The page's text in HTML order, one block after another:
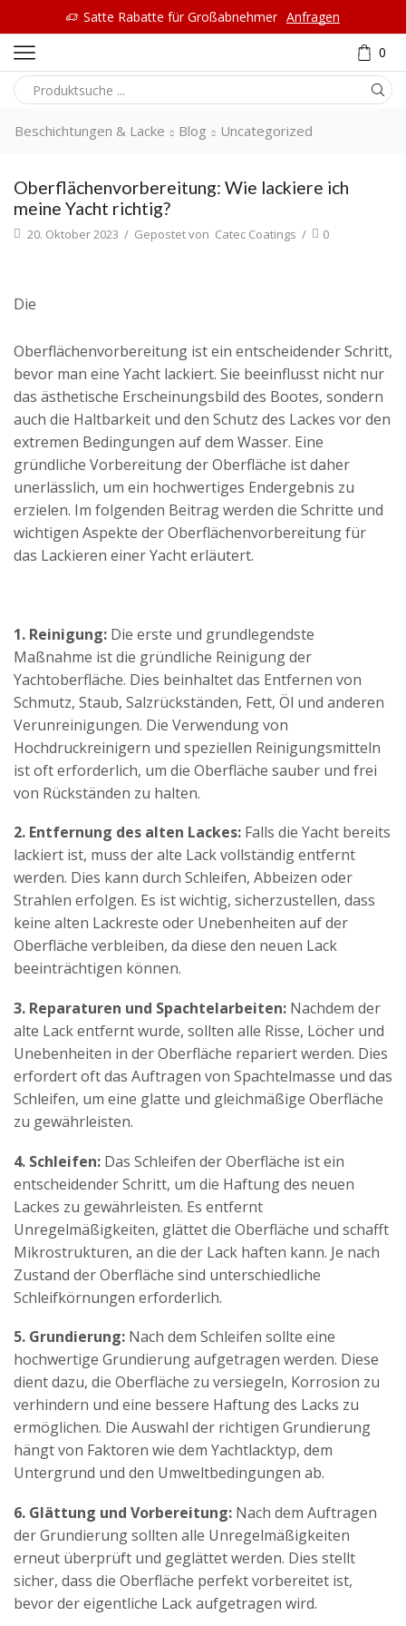
Satte Rabatte für Großabnehmer Anfragen
0
Beschichtungen & Lacke Blog Uncategorized
Oberflächenvorbereitung: Wie lackiere ich
meine Yacht richtig?
20. Oktober 2023 / Gepostet von Catec Coatings / 0
Die
Oberflächenvorbereitung ist ein entscheidender Schritt,
bevor man eine Yacht lackiert. Sie beeinflusst nicht nur
das ästhetische Erscheinungsbild des Bootes, sondern
auch die Haltbarkeit und den Schutz des Lackes vor den
extremen Bedingungen auf dem Wasser. Eine
gründliche Vorbereitung der Oberfläche ist daher
unerlässlich, um ein hochwertiges Endergebnis zu
erzielen. Im folgenden Beitrag werden die Schritte und
wichtigen Aspekte der Oberflächenvorbereitung für
das Lackieren einer Yacht erläutert.
1. Reinigung: Die erste und grundlegendste
Maßnahme ist die gründliche Reinigung der
Yachtoberfläche. Dies beinhaltet das Entfernen von
Schmutz, Staub, Salzrückständen, Fett, Öl und anderen
Verunreinigungen. Die Verwendung von
Hochdruckreinigern und speziellen Reinigungsmitteln
ist oft erforderlich, um die Oberfläche sauber und frei
von Rückständen zu halten.
2. Entfernung des alten Lackes: Falls die Yacht bereits
lackiert ist, muss der alte Lack vollständig entfernt
werden. Dies kann durch Schleifen, Abbeizen oder
Strahlen erfolgen. Es ist wichtig, sicherzustellen, dass
keine alten Lackreste oder Unebenheiten auf der
Oberfläche verbleiben, da diese den neuen Lack
beeinträchtigen können.
3. Reparaturen und Spachtelarbeiten: Nachdem der
alte Lack entfernt wurde, sollten alle Risse, Löcher und
Unebenheiten in der Oberfläche repariert werden. Dies
erfordert oft das Auftragen von Spachtelmasse und das
Schleifen, um eine glatte und gleichmäßige Oberfläche
zu gewährleisten.
4. Schleifen: Das Schleifen der Oberfläche ist ein
entscheidender Schritt, um die Haftung des neuen
Lackes zu gewährleisten. Es entfernt
Unregelmäßigkeiten, glättet die Oberfläche und schafft
Mikrostrukturen, an die der Lack haften kann. Je nach
Zustand der Oberfläche sind unterschiedliche
Schleifkörnungen erforderlich.
5. Grundierung: Nach dem Schleifen sollte eine
hochwertige Grundierung aufgetragen werden. Diese
dient dazu, die Oberfläche zu versiegeln, Korrosion zu
verhindern und eine bessere Haftung des Lacks zu
ermöglichen. Die Auswahl der richtigen Grundierung
hängt von Faktoren wie dem Yachtlacktyp, dem
Untergrund und den Umweltbedingungen ab.
6. Glättung und Vorbereitung: Nach dem Auftragen
der Grundierung sollten alle Unregelmäßigkeiten
erneut überprüft und geglättet werden. Dies stellt
sicher, dass die Oberfläche perfekt vorbereitet ist,
bevor der eigentliche Lack aufgetragen wird.